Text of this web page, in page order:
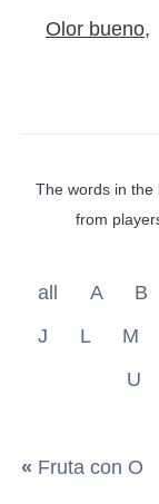
Olor bueno
The words in the
from
all A B
J
L M
U
« Fruta con O